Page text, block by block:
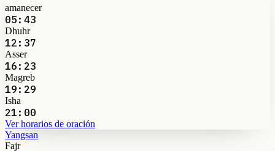
amanecer
05:43
Dhuhr
12:37
Asser
16:23
Magreb
19:29
Isha
21:00
Ver horarios de oración
Yangsan
Fajr